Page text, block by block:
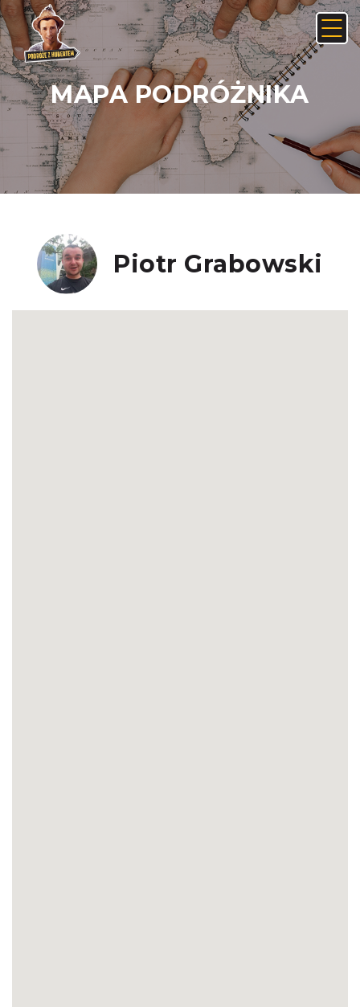
MAPA PODRÓŻNIKA
Piotr Grabowski
Anuluj Usuń
Nie, anuluj Tak, usuń
JAK ZNALEŹĆ LINK NA ANDROIDZIE: